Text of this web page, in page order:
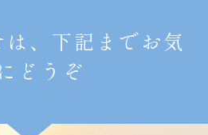
、下記までお気
どうぞ